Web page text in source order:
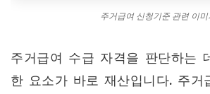
주거급여 신청기준 관련 이미
주거급여 수급 자격을 판단하는
한 요소가 바로 재산입니다. 주거